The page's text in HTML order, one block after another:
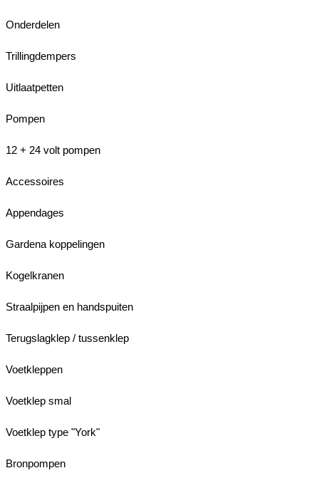
Onderdelen
Trillingdempers
Uitlaatpetten
Pompen
12 + 24 volt pompen
Accessoires
Appendages
Gardena koppelingen
Kogelkranen
Straalpijpen en handspuiten
Terugslagklep / tussenklep
Voetkleppen
Voetklep smal
Voetklep type "York"
Bronpompen